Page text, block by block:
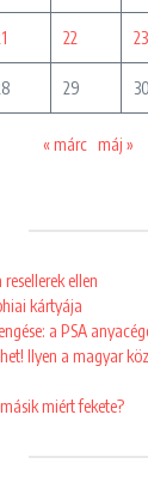
22 23
29 30
« márc máj »
ellen
kártyája
a PSA
Ilyen a magyar
miért fekete?